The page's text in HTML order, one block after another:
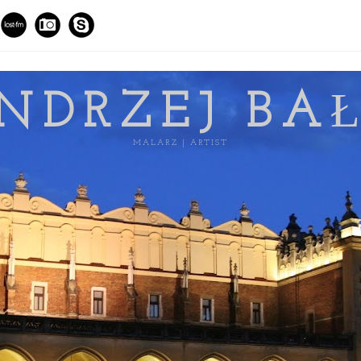
BA
MALARZ | ARTIST